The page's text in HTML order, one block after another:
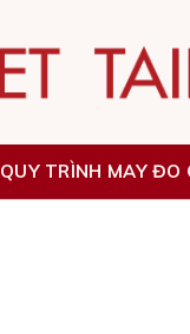
QUY TRÌNH MAY ĐO